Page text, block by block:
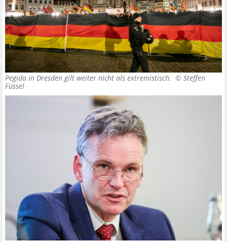
Pegida in Dresden gilt weiter nicht als extremistisch. © Steffen
Füssel